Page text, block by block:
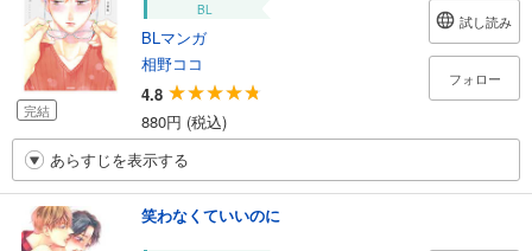
完結
BL
BLマンガ
相野ココ
4.8
880円 (税込)
試し読み
フォロー
あらすじを表示する
笑わなくていいのに